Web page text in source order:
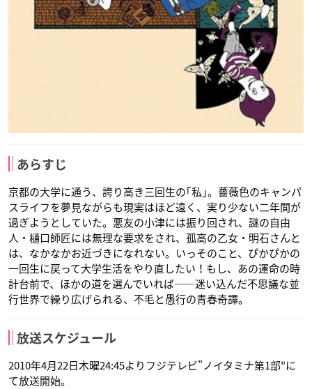
あらすじ
京都の大学に通う、誇り高き三回生の｢私｣。薔薇色のキャンパ
スライフを夢見ながらも現実はほど遠く、実り少ない二年間が
過ぎようとしていた。悪友の小津には振り回され、謎の自由
人・樋口師匠には無理な要求をされ、孤高の乙女・明石さんと
は、なかなかお近づきになれない。いっそのこと、ぴかぴかの
一回生に戻って大学生活をやり直したい！もし、あの運命の時
計台前で、ほかの道を選んでいれば——迷い込んだ不思議な並
行世界で繰り広げられる、不毛と愚行の青春奇譚。
放送スケジュール
2010年4月22日木曜24:45よりフジテレビ"ノイタミナ第1部"に
て放送開始。